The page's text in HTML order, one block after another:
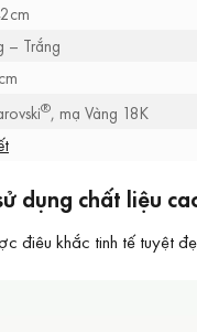
– Trắng
®, mạ Vàng 18K
dụng chất liệu
điêu khắc tinh tế tuyệt